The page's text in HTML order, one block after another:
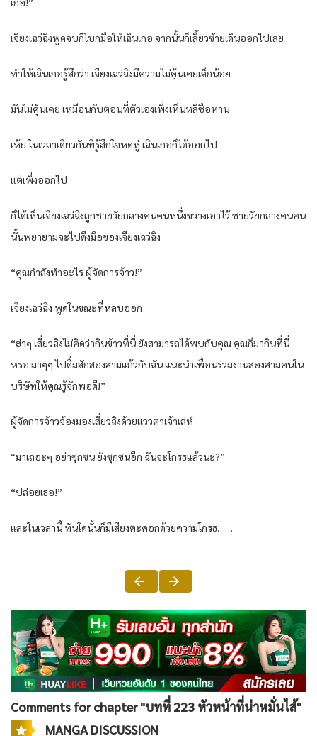
เจียงเฉว่ฉิงพูดจบก็โบกมือให้เฉินเกอ จากนั้นก็เลี้ยวซ้ายเดินออกไปเลย
ทำให้เฉินเกอรู้สึกว่า เจียงเฉว่ฉิงมีความไม่คุ้นเคยเล็กน้อย
มันไม่คุ้นเคย เหมือนกับตอนที่ตัวเองเพิ่งเห็นหลี่ชือหาน
เห้ย ในเวลาเดียวกันที่รู้สึกใจหดหู่ เฉินเกอก็ได้ออกไป
แต่เพิ่งออกไป
ก็ได้เห็นเจียงเฉว่ฉิงถูกชายวัยกลางคนคนหนึ่งขวางเอาไว้ ชายวัยกลางคนคน
นั้นพยายามจะไปดึงมือของเจียงเฉว่ฉิง
“คุณกำลังทำอะไร ผู้จัดการจ้าว!”
เจียงเฉว่ฉิง พูดในขณะที่หลบออก
“ฮ่าๆ เสี่ยวฉิงไม่คิดว่ากินข้าวที่นี่ ยังสามารถได้พบกับคุณ คุณก็มากินที่นี่
หรอ มาๆๆ ไปดื่มสักสองสามแก้วกับฉัน แนะนำเพื่อนร่วมงานสองสามคนใน
บริษัทให้คุณรู้จักพอดี!”
ผู้จัดการจ้าวจ้องมองเสี่ยวฉิงด้วยแววตาเจ้าเล่ห์
“มาเถอะๆ อย่าซุกซน ยังซุกซนอีก ฉันจะโกรธแล้วนะ?”
“ปล่อยเธอ!”
และในเวลานี้ ทันใดนั้นก็มีเสียงตะคอกด้วยความโกรธ……
Comments for chapter "บทที่ 223 หัวหน้าที่น่าหมั่นไส้"
MANGA DISCUSSION